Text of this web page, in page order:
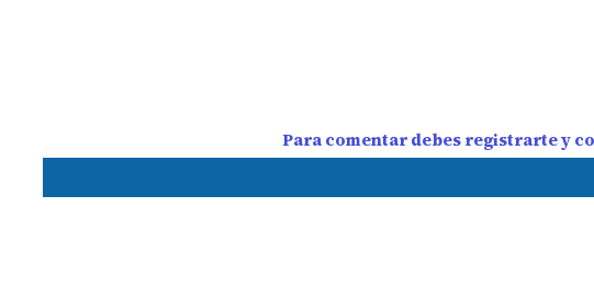
Para comentar debes registrarte y